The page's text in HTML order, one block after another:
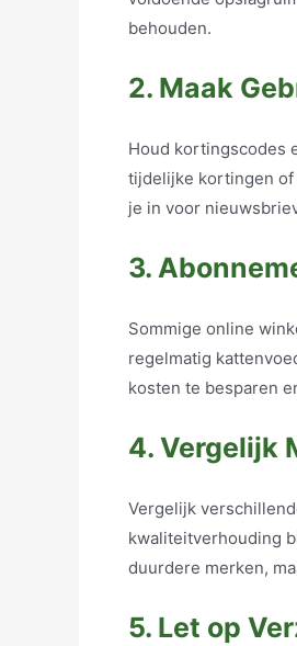
behouden.
2. Maak
Houd kortingscodes
tijdelijke kortingen of
je in voor
3.
Sommige online
regelmatig
kosten te besparen
4. Vergelijk
Vergelijk
kwaliteitverhouding
duurdere merken,
5. Let op